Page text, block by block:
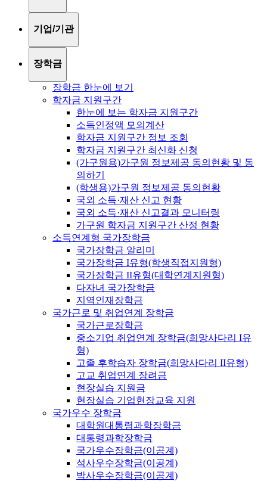
기업/기관
장학금
장학금 한눈에 보기
학자금 지원구간
한눈에 보는 학자금 지원구간
소득인정액 모의계산
학자금 지원구간 정보 조회
학자금 지원구간 최신화 신청
(가구원용)가구원 정보제공 동의현황 및 동
의하기
(학생용)가구원 정보제공 동의현황
국외 소득·재산 신고 현황
국외 소득·재산 신고결과 모니터링
가구원 학자금 지원구간 산정 현황
소득연계형 국가장학금
국가장학금 알리미
국가장학금 I유형(학생직접지원형)
국가장학금 II유형(대학연계지원형)
다자녀 국가장학금
지역인재장학금
국가근로 및 취업연계 장학금
국가근로장학금
중소기업 취업연계 장학금(희망사다리 I유
형)
고졸 후학습자 장학금(희망사다리 II유형)
고교 취업연계 장려금
현장실습 지원금
현장실습 기업현장교육 지원
국가우수 장학금
대학원대통령과학장학금
대통령과학장학금
국가우수장학금(이공계)
석사우수장학금(이공계)
박사우수장학금(이공계)